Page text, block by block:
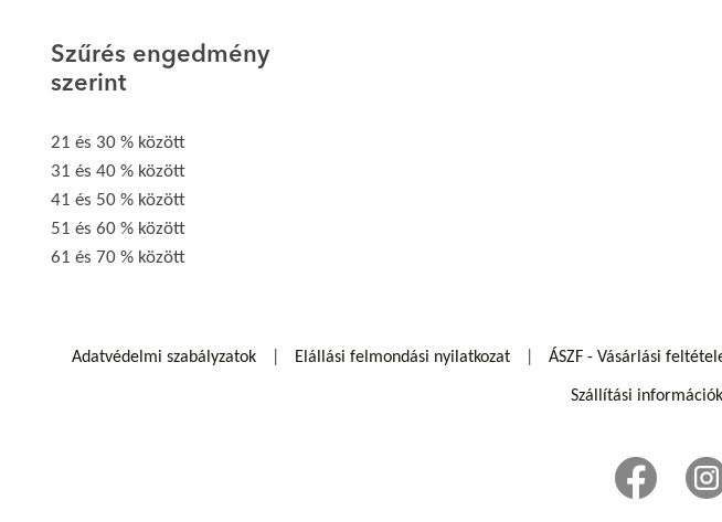
Szűrés engedmény
szerint
21 és 30 % között
31 és 40 % között
41 és 50 % között
51 és 60 % között
61 és 70 % között
Adatvédelmi szabályzatok Elállási felmondási nyilatkozat ÁSZF - Vásárlási
Szállítási információk